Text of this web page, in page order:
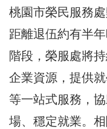
桃園市榮民服務
距離退伍約有半
階段，榮服處將
企業資源，提供
等一站式服務，
場、穩定就業。